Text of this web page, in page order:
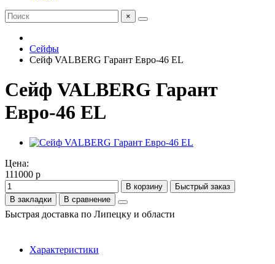
×
Сейфы
Сейф VALBERG Гарант Евро-46 EL
Сейф VALBERG Гарант
Евро-46 EL
Цена:
111000 р
В корзину
Быстрый заказ
В закладки
В сравнение
Быстрая доставка по Липецку и области
Характеристики